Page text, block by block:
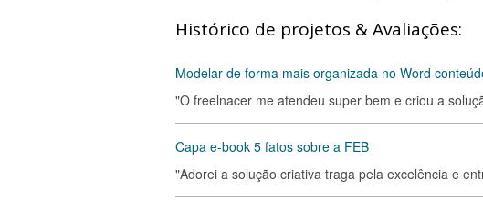
Histórico de projetos & Avaliações:
Modelar de forma mais organizada no Word
"O freelnacer me atendeu super bem e criou a
Capa e-book 5 fatos sobre a FEB
"Adorei a solução criativa traga pela excelência e